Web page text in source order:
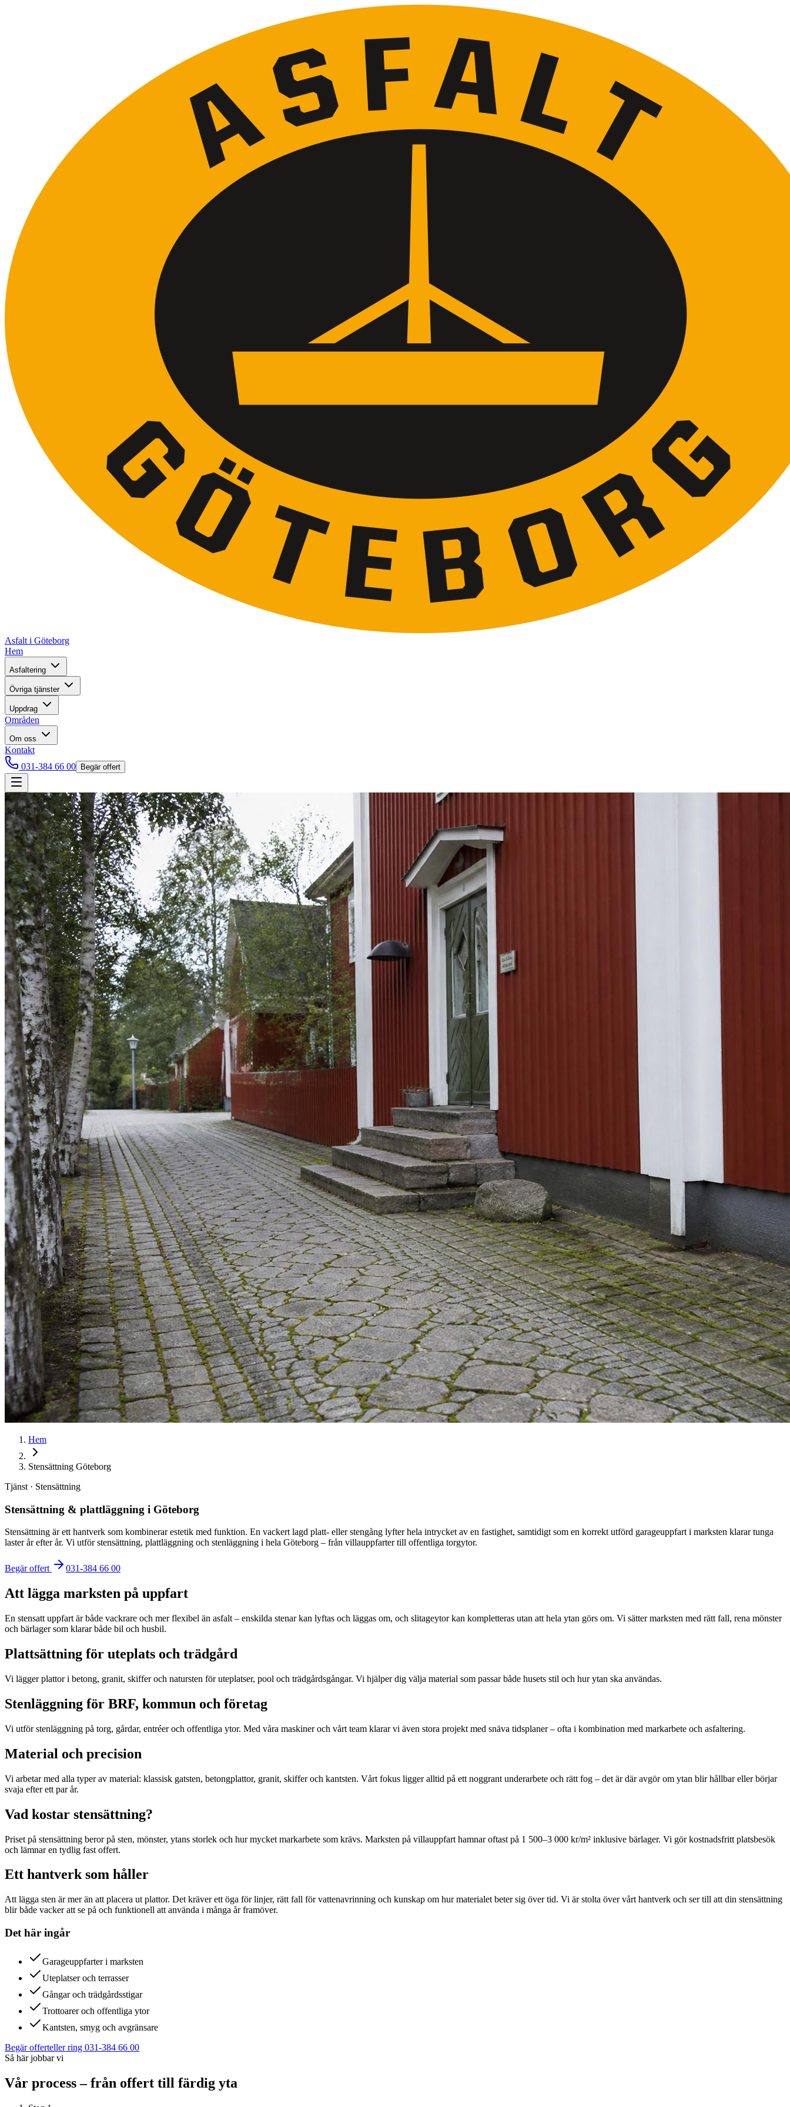
Asfalt i Göteborg
Hem
Asfaltering
Övriga tjänster
Uppdrag
Områden
Om oss
Kontakt
031-384 66 00
Begär offert
Hem
Stensättning Göteborg
Tjänst · Stensättning
Stensättning & plattläggning i Göteborg
Stensättning är ett hantverk som kombinerar estetik med funktion. En vackert lagd platt- eller stengång lyfter hela intrycket av en fastighet, samtidigt som en korrekt utförd garageuppfart i marksten klarar tunga
laster år efter år. Vi utför stensättning, plattläggning och stenläggning i hela Göteborg – från villauppfarter till offentliga torgytor.
Begär offert 031-384 66 00
Att lägga marksten på uppfart
En stensatt uppfart är både vackrare och mer flexibel än asfalt – enskilda stenar kan lyftas och läggas om, och slitageytor kan kompletteras utan att hela ytan görs om. Vi sätter marksten med rätt fall, rena mönster
och bärlager som klarar både bil och husbil.
Plattsättning för uteplats och trädgård
Vi lägger plattor i betong, granit, skiffer och natursten för uteplatser, pool och trädgårdsgångar. Vi hjälper dig välja material som passar både husets stil och hur ytan ska användas.
Stenläggning för BRF, kommun och företag
Vi utför stenläggning på torg, gårdar, entréer och offentliga ytor. Med våra maskiner och vårt team klarar vi även stora projekt med snäva tidsplaner – ofta i kombination med markarbete och asfaltering.
Material och precision
Vi arbetar med alla typer av material: klassisk gatsten, betongplattor, granit, skiffer och kantsten. Vårt fokus ligger alltid på ett noggrant underarbete och rätt fog – det är där avgör om ytan blir hållbar eller börjar
svaja efter ett par år.
Vad kostar stensättning?
Priset på stensättning beror på sten, mönster, ytans storlek och hur mycket markarbete som krävs. Marksten på villauppfart hamnar oftast på 1 500–3 000 kr/m² inklusive bärlager. Vi gör kostnadsfritt platsbesök
och lämnar en tydlig fast offert.
Ett hantverk som håller
Att lägga sten är mer än att placera ut plattor. Det kräver ett öga för linjer, rätt fall för vattenavrinning och kunskap om hur materialet beter sig över tid. Vi är stolta över vårt hantverk och ser till att din stensättning
blir både vacker att se på och funktionell att använda i många år framöver.
Det här ingår
Garageuppfarter i marksten
Uteplatser och terrasser
Gångar och trädgårdsstigar
Trottoarer och offentliga ytor
Kantsten, smyg och avgränsare
Begär offerteller ring 031-384 66 00
Så här jobbar vi
Vår process – från offert till färdig yta